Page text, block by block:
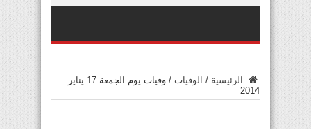
الرئيسية / الوفيات /
وفيات يوم الجمعة 17 يناير
2014